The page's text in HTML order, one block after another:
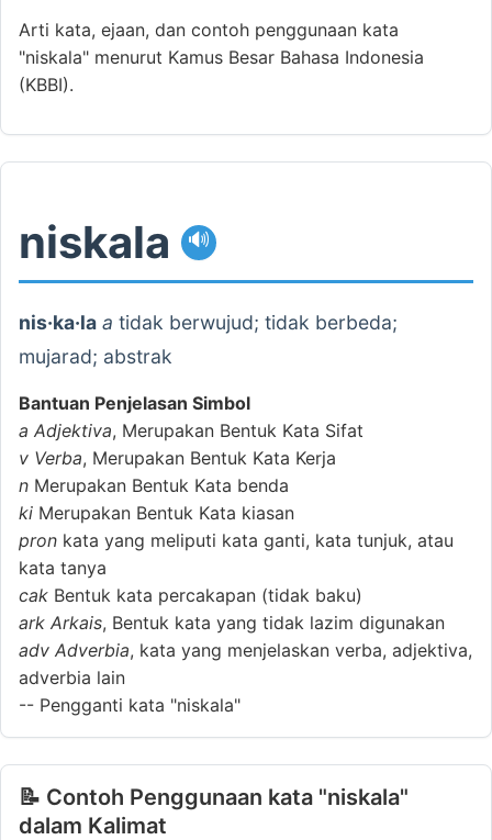
Arti kata, ejaan, dan contoh penggunaan kata
"niskala" menurut Kamus Besar Bahasa Indonesia
(KBBI).
niskala 🔊
nis·ka·la a tidak berwujud; tidak berbeda;
mujarad; abstrak
Bantuan Penjelasan Simbol
a Adjektiva, Merupakan Bentuk Kata Sifat
v Verba, Merupakan Bentuk Kata Kerja
n Merupakan Bentuk Kata benda
ki Merupakan Bentuk Kata kiasan
pron kata yang meliputi kata ganti, kata tunjuk, atau
kata tanya
cak Bentuk kata percakapan (tidak baku)
ark Arkais, Bentuk kata yang tidak lazim digunakan
adv Adverbia, kata yang menjelaskan verba, adjektiva,
adverbia lain
-- Pengganti kata "niskala"
📝 Contoh Penggunaan kata "niskala"
dalam Kalimat